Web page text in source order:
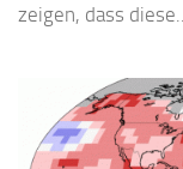
zeigen, dass diese...